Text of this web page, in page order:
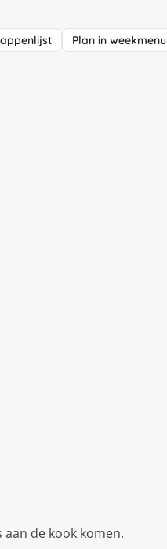
Plan in weekmenu
de kook komen.